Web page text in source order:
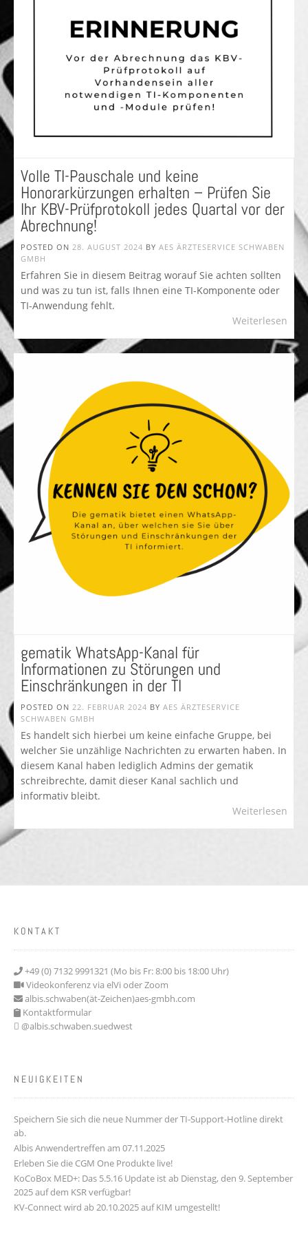
Volle TI-Pauschale und keine
Honorarkürzungen erhalten – Prüfen Sie
Ihr KBV-Prüfprotokoll jedes Quartal vor der
Abrechnung!
POSTED ON 28. AUGUST 2024 BY AES ÄRZTESERVICE SCHWABEN
GMBH
Erfahren Sie in diesem Beitrag worauf Sie achten sollten
und was zu tun ist, falls Ihnen eine TI-Komponente oder
TI-Anwendung fehlt.
Weiterlesen
gematik WhatsApp-Kanal für
Informationen zu Störungen und
Einschränkungen in der TI
POSTED ON 22. FEBRUAR 2024 BY AES ÄRZTESERVICE
SCHWABEN GMBH
Es handelt sich hierbei um keine einfache Gruppe, bei
welcher Sie unzählige Nachrichten zu erwarten haben. In
diesem Kanal haben lediglich Admins der gematik
schreibrechte, damit dieser Kanal sachlich und
informativ bleibt.
Weiterlesen
KONTAKT
+49 (0) 7132 9991321 (Mo bis Fr: 8:00 bis 18:00 Uhr)
Videokonferenz via elVi oder Zoom
albis.schwaben(ät-Zeichen)aes-gmbh.com
Kontaktformular
@albis.schwaben.suedwest
NEUIGKEITEN
Speichern Sie sich die neue Nummer der TI-Support-Hotline direkt
ab.
Albis Anwendertreffen am 07.11.2025
Erleben Sie die CGM One Produkte live!
KoCoBox MED+: Das 5.5.16 Update ist ab Dienstag, den 9. September
2025 auf dem KSR verfügbar!
KV-Connect wird ab 20.10.2025 auf KIM umgestellt!